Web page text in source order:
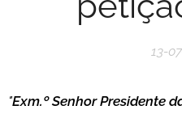
13-
"Exm.º Senhor Presidente